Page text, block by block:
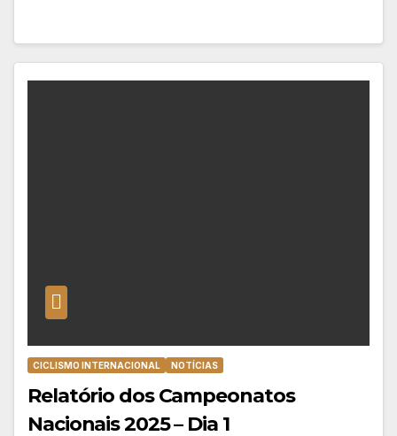
CICLISMO INTERNACIONAL NOTÍCIAS
Relatório dos Campeonatos
Nacionais 2025 – Dia 1